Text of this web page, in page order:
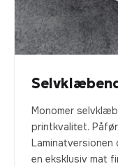
Monomer
printkvalitet.
Laminatversionen
en eksklusiv mat